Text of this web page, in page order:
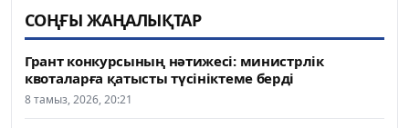
СОҢҒЫ ЖАҢАЛЫҚТАР
Грант конкурсының нәтижесі: министрлік
квоталарға қатысты түсініктеме берді
8 тамыз, 2026, 20:21